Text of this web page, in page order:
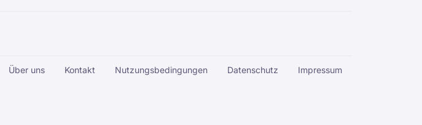
Über uns Kontakt Nutzungsbedingungen Datenschutz Impressum